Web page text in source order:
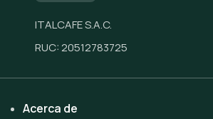
ITALCAFE S.A.C.
RUC: 20512783725
Acerca de